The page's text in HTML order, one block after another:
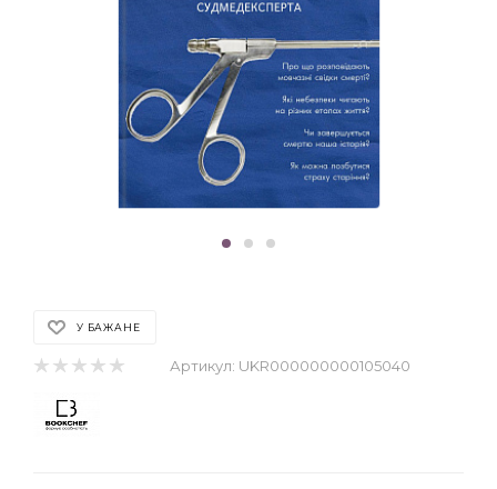
У БАЖАНЕ
Артикул: UKR000000000105040